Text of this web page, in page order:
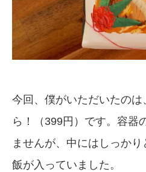
今回、僕がいただいたの
ら！（399円）です。容器
ませんが、中にはしっか
飯が入っていました。